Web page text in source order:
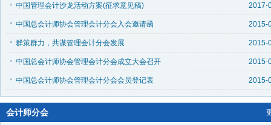
中国管理会计沙龙活动方案(征求意见稿) 2017-
中国总会计师协会管理会计分会入会邀请函 2015-
群策群力，共谋管理会计分会发展 2015-
中国总会计师协会管理会计分会成立大会召开 2015-
中国总会计师协会管理会计分会会员登记表 2015-
会计师分会